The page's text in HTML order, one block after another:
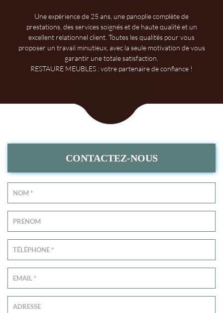
Une expérience de 25 ans, une panoplie complète de
prestations, des services soignés et de haute qualité et un
excellent relationnel client. Toutes les qualités pour vous
proposer un travail minutieux, avec la seule motivation de vous
garantir une totale satisfaction.
RESTAURE MEUBLES : votre partenaire de confiance !
CONTACTEZ-NOUS